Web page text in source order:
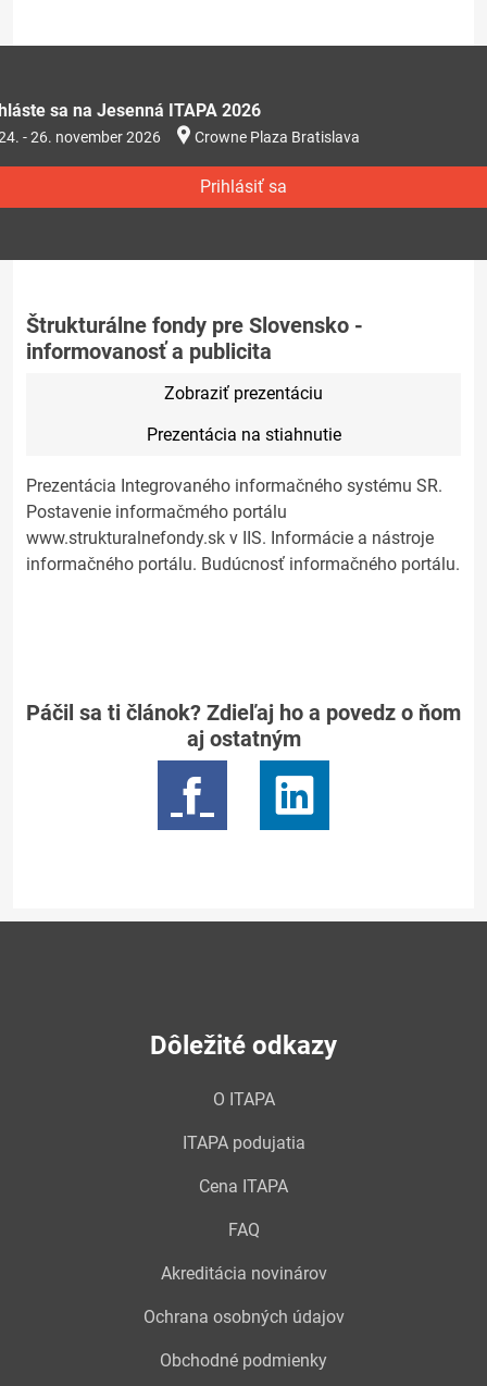
sa na Jesenná ITAPA 2026
- 26. november 2026 Crowne Plaza Bratislava
Prihlásiť sa
Štrukturálne fondy pre Slovensko -
informovanosť a publicita
Zobraziť prezentáciu
Prezentácia na stiahnutie
Prezentácia Integrovaného informačného systému SR.
Postavenie informačmého portálu
www.strukturalnefondy.sk v IIS. Informácie a nástroje
informačného portálu. Budúcnosť informačného portálu.
Páčil sa ti článok? Zdieľaj ho a povedz o ňom
aj ostatným
Dôležité odkazy
O ITAPA
ITAPA podujatia
Cena ITAPA
FAQ
Akreditácia novinárov
Ochrana osobných údajov
Obchodné podmienky